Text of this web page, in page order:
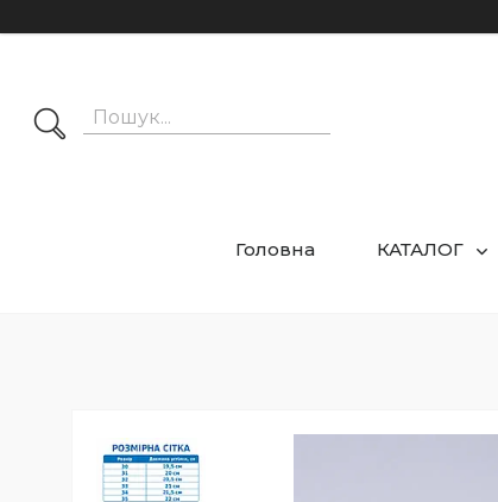
Головна КАТАЛОГ